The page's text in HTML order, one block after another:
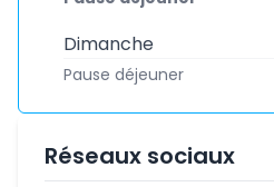
Dimanche
Pause déjeuner
Réseaux sociaux